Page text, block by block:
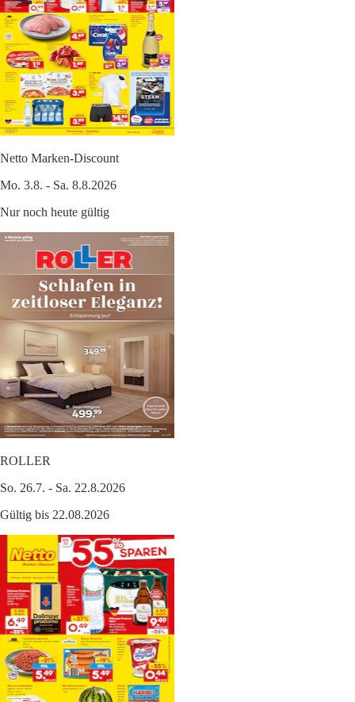
Netto Marken-Discount
Mo. 3.8. - Sa. 8.8.2026
Nur noch heute gültig
ROLLER
So. 26.7. - Sa. 22.8.2026
Gültig bis 22.08.2026